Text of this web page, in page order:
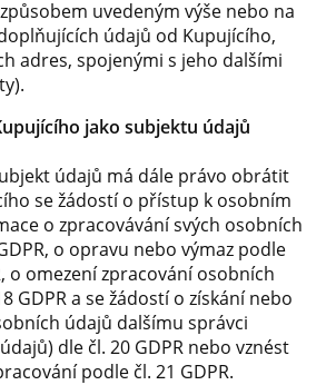
uvedeným výše nebo na
údajů od Kupujícího,
adres, spojenými s jeho dalšími
jako subjektu údajů
údajů má dále právo obrátit
se žádostí o přístup k osobním
o zpracovávání svých osobních
o opravu nebo výmaz podle
o omezení zpracování osobních
GDPR a se žádostí o získání nebo
údajů dalšímu správci
dle čl. 20 GDPR nebo vznést
podle čl. 21 GDPR.